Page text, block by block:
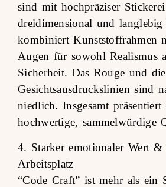
sind mit hochpräziser
dreidimensional und
kombiniert Kunststoffrahmen
Augen für sowohl Realismus
Sicherheit. Das Rouge und die
Gesichtsausdruckslinien sind
niedlich. Insgesamt präsentiert
hochwertige, sammelwürdige
4. Starker emotionaler Wert
Arbeitsplatz
“Code Craft” ist mehr als ein